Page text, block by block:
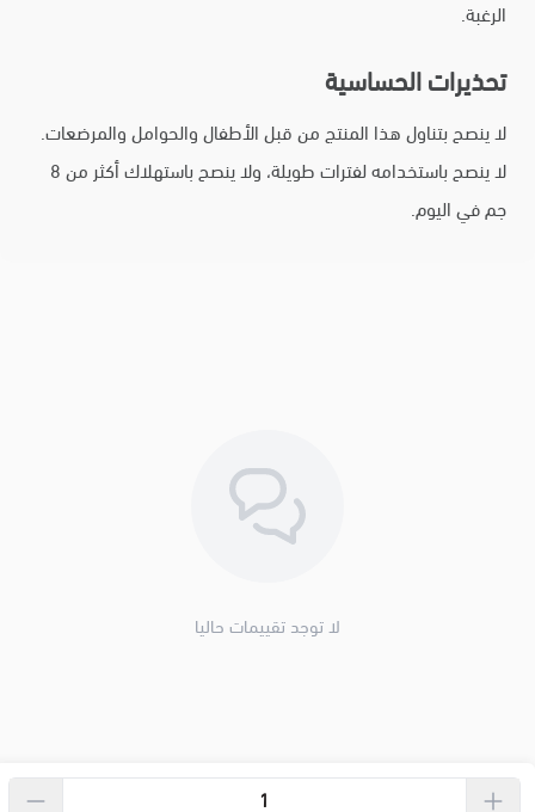
الرغبة.
تحذيرات الحساسية
لا ينصح بتناول هذا المنتج من قبل الأطفال والحوامل والمرضعات.
لا ينصح باستخدامه لفترات طويلة، ولا ينصح باستهلاك أكثر من 8
جم في اليوم.
لا توجد تقييمات حاليا